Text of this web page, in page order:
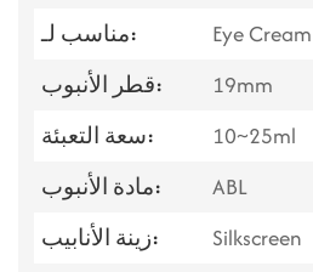
مناسب لـ:
Eye Cream
قطر الأنبوب:
19mm
سعة التعبئة:
10~25ml
مادة الأنبوب:
ABL
زينة الأنابيب:
Silkscreen